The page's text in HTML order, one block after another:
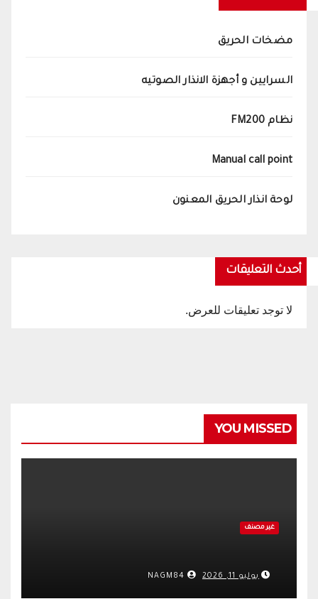
مضخات الحريق
السرايين و أجهزة الانذار الصوتيه
نظام FM200
Manual call point
لوحة انذار الحريق المعنون
أحدث التعليقات
لا توجد تعليقات للعرض.
YOU MISSED
غير مصنف
يوليو 11, 2026